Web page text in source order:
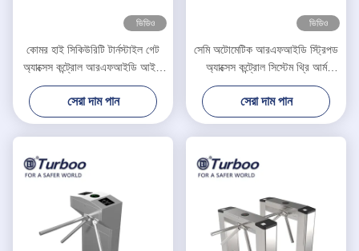
ভিডিও
কোমর হাই সিকিউরিটি টার্নস্টাইল গেট
অ্যাক্সেস কন্ট্রোল আরএফআইডি আইসি
কার্ড SUS304 AC100-240V
সেরা দাম পান
ভিডিও
সেমি অটোমেটিক আরএফআইডি স্ট্রিপড
অ্যাক্সেস কন্ট্রোল সিস্টেম থ্রি আর্ম
টার্নস্টাইল LV129
সেরা দাম পান